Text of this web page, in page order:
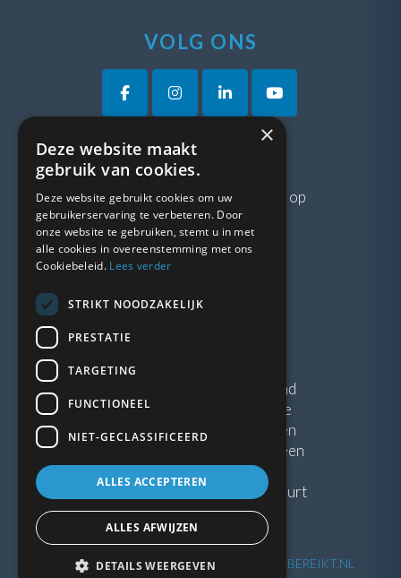
VOLG ONS
VRAGEN?
Neem gerustcontactmet ons op
LINKS
Blogs
Algemene voorwaarden
Kunststof Kozijnen Friesland
Kunststof kozijnen Drenthe
Kunststof Kozijnen Drachten
Kunststof Kozijnen Hoogeveen
Kunststof kozijnen in jouw buurt
2026| Website ontwikkeling door WEBSITEBEREIKT.NL
×
Deze website maakt
gebruik van cookies.
Deze website gebruikt cookies om uw
gebruikerservaring te verbeteren. Door
onze website te gebruiken, stemt u in met
alle cookies in overeenstemming met ons
Cookiebeleid. Lees verder
STRIKT NOODZAKELIJK
PRESTATIE
TARGETING
FUNCTIONEEL
NIET-GECLASSIFICEERD
ALLES ACCEPTEREN
ALLES AFWIJZEN
DETAILS WEERGEVEN